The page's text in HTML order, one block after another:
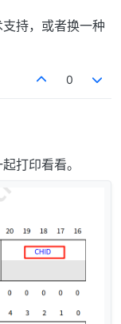
持，或者换一种
0
打印看看。